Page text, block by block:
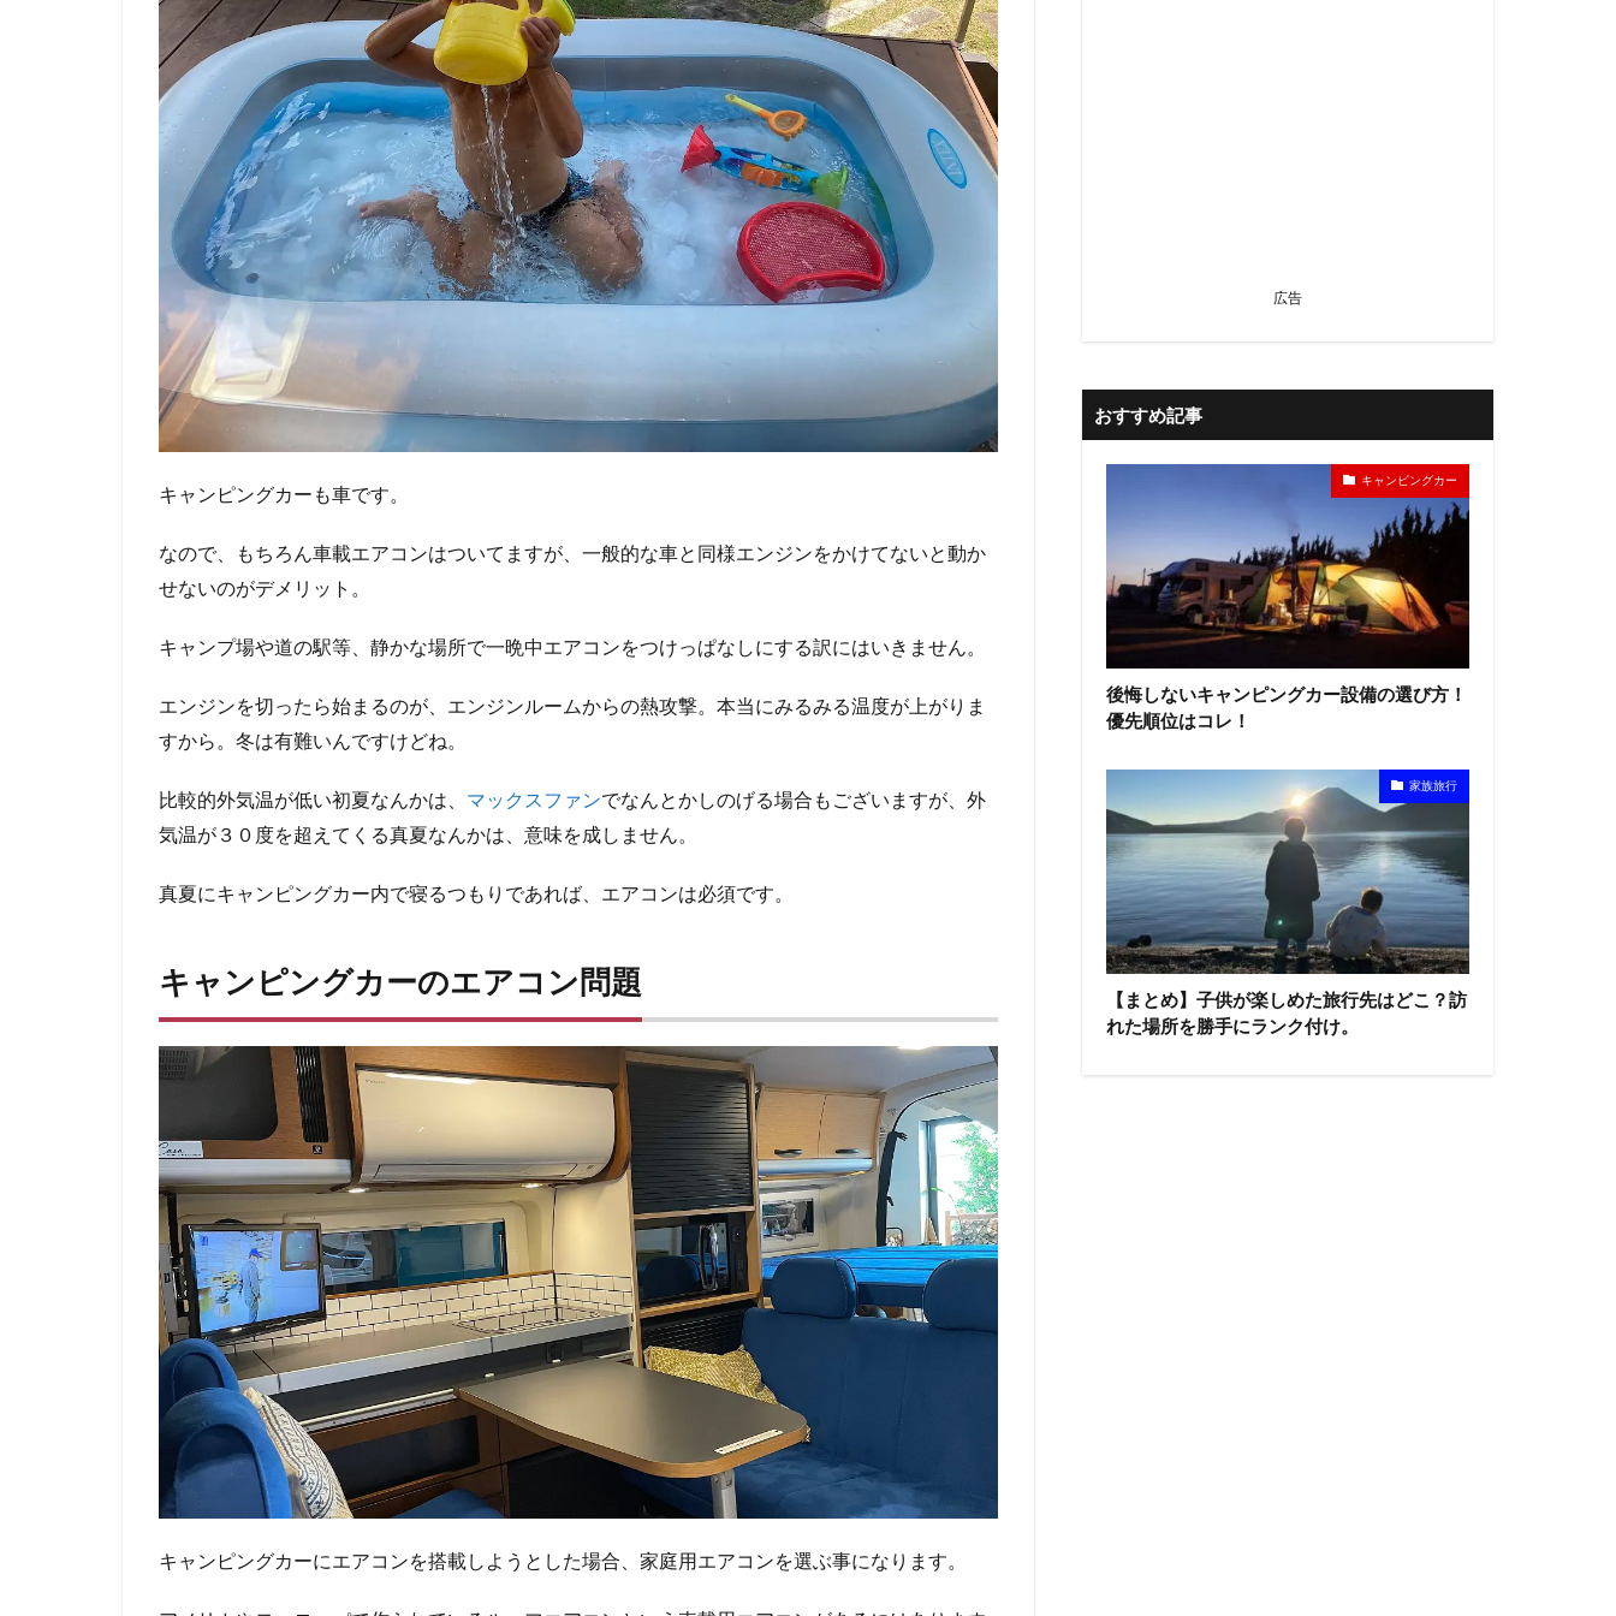
キャンピングカーも車です。
なので、もちろん車載エアコンはついてますが、一般的な車と同様エンジンをかけてないと動か
せないのがデメリット。
キャンプ場や道の駅等、静かな場所で一晩中エアコンをつけっぱなしにする訳にはいきません。
エンジンを切ったら始まるのが、エンジンルームからの熱攻撃。本当にみるみる温度が上がりま
すから。冬は有難いんですけどね。
比較的外気温が低い初夏なんかは、 マックスファンでなんとかしのげる場合もございますが、外
気温が３０度を超えてくる真夏なんかは、意味を成しません。
真夏にキャンピングカー内で寝るつもりであれば、エアコンは必須です。
キャンピングカーのエアコン問題
キャンピングカーにエアコンを搭載しようとした場合、家庭用エアコンを選ぶ事になります。
広告
おすすめ記事
キャンピングカー
後悔しないキャンピングカー設備の選び方！
優先順位はコレ！
家族旅行
【まとめ】子供が楽しめた旅行先はどこ？訪
れた場所を勝手にランク付け。